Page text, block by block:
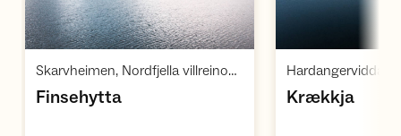
Åpne hytte
Skarvheimen, Nordfjella villreinområde, Hardangervidda
,
Finsehytta, Krækkja,